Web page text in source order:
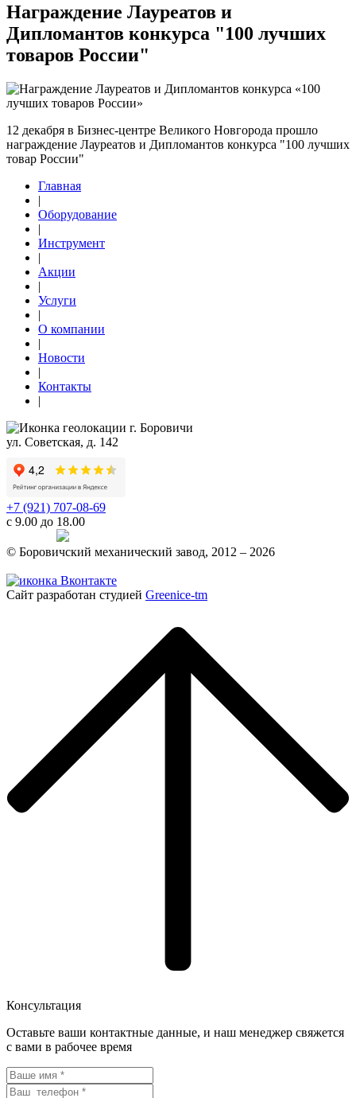
Награждение Лауреатов и
Дипломантов конкурса "100 лучших
товаров России"
12 декабря в Бизнес-центре Великого Новгорода прошло
награждение Лауреатов и Дипломантов конкурса "100 лучших
товар России"
Главная
|
Оборудование
|
Инструмент
|
Акции
|
Услуги
|
О компании
|
Новости
|
Контакты
|
г. Боровичи
ул. Советская, д. 142
+7 (921) 707-08-69
с 9.00 до 18.00
© Боровичский механический завод, 2012 – 2026
Сайт разработан студией Greenice-tm
Консультация
Оставьте ваши контактные данные, и наш менеджер свяжется
с вами в рабочее время